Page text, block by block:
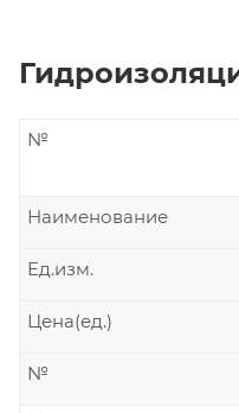
№
Наименование
Ед.изм.
Цена(ед.)
№